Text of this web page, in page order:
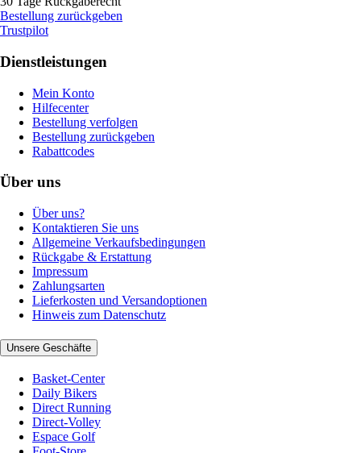
Bestellung zurückgeben
Trustpilot
Dienstleistungen
Mein Konto
Hilfecenter
Bestellung verfolgen
Bestellung zurückgeben
Rabattcodes
Über uns
Über uns?
Kontaktieren Sie uns
Allgemeine Verkaufsbedingungen
Rückgabe & Erstattung
Impressum
Zahlungsarten
Lieferkosten und Versandoptionen
Hinweis zum Datenschutz
Unsere Geschäfte
Basket-Center
Daily Bikers
Direct Running
Direct-Volley
Espace Golf